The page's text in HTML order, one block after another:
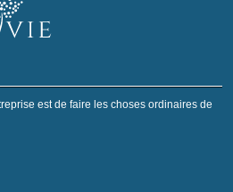
est de faire les choses ordinaires de